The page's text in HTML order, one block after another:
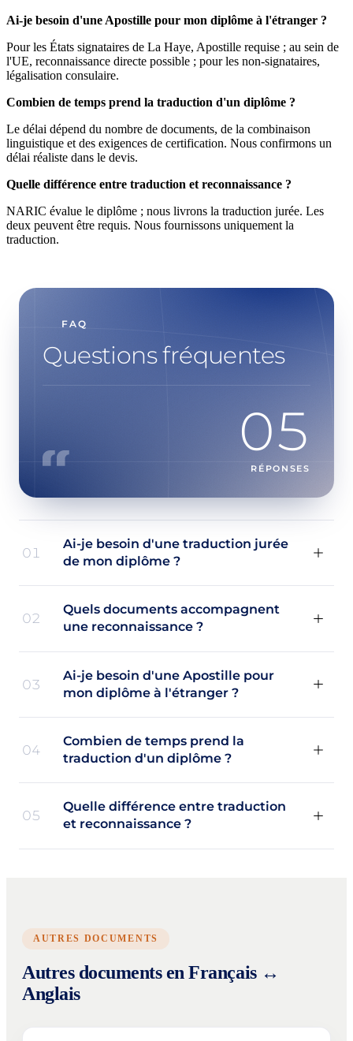
Ai-je besoin d'une Apostille pour mon diplôme à l'étranger ?
Pour les États signataires de La Haye, Apostille requise ; au sein de
l'UE, reconnaissance directe possible ; pour les non-signataires,
légalisation consulaire.
Combien de temps prend la traduction d'un diplôme ?
Le délai dépend du nombre de documents, de la combinaison
linguistique et des exigences de certification. Nous confirmons un
délai réaliste dans le devis.
Quelle différence entre traduction et reconnaissance ?
NARIC évalue le diplôme ; nous livrons la traduction jurée. Les
deux peuvent être requis. Nous fournissons uniquement la
traduction.
FAQ
Questions fréquentes
05
RÉPONSES
01
Ai-je besoin d'une traduction jurée
de mon diplôme ?
02
Quels documents accompagnent
une reconnaissance ?
03
Ai-je besoin d'une Apostille pour
mon diplôme à l'étranger ?
04
Combien de temps prend la
traduction d'un diplôme ?
05
Quelle différence entre traduction
et reconnaissance ?
AUTRES DOCUMENTS
Autres documents en Français ↔
Anglais